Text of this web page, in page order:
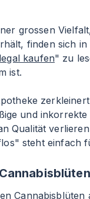
grossen
finden sich
kaufen" zu
ist.
und
Qualität
steht